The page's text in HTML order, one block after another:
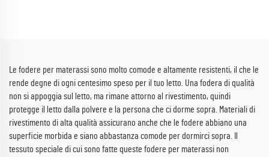
Le fodere per materassi sono molto comode e altamente resistenti, il che le
rende degne di ogni centesimo speso per il tuo letto. Una fodera di qualità
non si appoggia sul letto, ma rimane attorno al rivestimento, quindi
protegge il letto dalla polvere e la persona che ci dorme sopra. Materiali di
rivestimento di alta qualità assicurano anche che le fodere abbiano una
superficie morbida e siano abbastanza comode per dormirci sopra. Il
tessuto speciale di cui sono fatte queste fodere per materassi non